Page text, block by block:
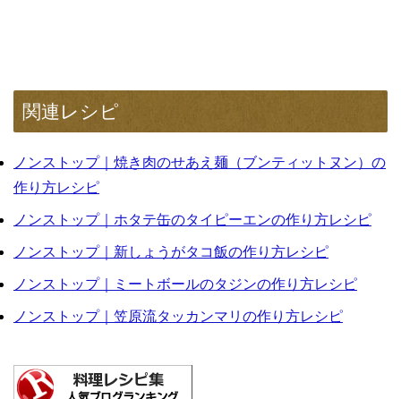
関連レシピ
ノンストップ｜焼き肉のせあえ麺（ブンティットヌン）の
作り方レシピ
ノンストップ｜ホタテ缶のタイピーエンの作り方レシピ
ノンストップ｜新しょうがタコ飯の作り方レシピ
ノンストップ｜ミートボールのタジンの作り方レシピ
ノンストップ｜笠原流タッカンマリの作り方レシピ